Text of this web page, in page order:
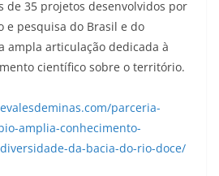
de 35 projetos desenvolvidos por
e pesquisa do Brasil e do
ampla articulação dedicada à
científico sobre o território.
parceria-
amplia-conhecimento-
da-bacia-do-rio-doce/